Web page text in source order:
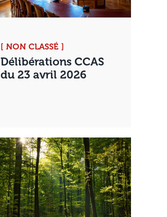
[ NON CLASSÉ ]
Délibérations CCAS
du 23 avril 2026